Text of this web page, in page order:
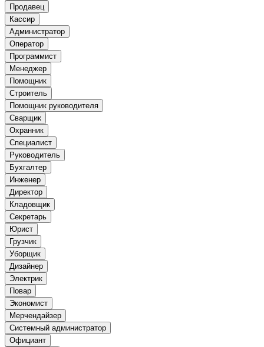
Продавец
Кассир
Администратор
Оператор
Программист
Менеджер
Помощник
Строитель
Помощник руководителя
Сварщик
Охранник
Специалист
Руководитель
Бухгалтер
Инженер
Директор
Кладовщик
Секретарь
Юрист
Грузчик
Уборщик
Дизайнер
Электрик
Повар
Экономист
Мерчендайзер
Системный администратор
Официант